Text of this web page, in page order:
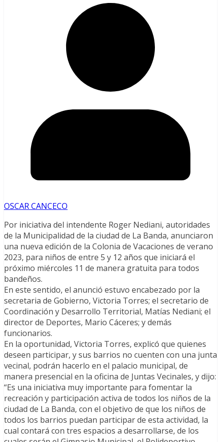
OSCAR CANCECO
Por iniciativa del intendente Roger Nediani, autoridades
de la Municipalidad de la ciudad de La Banda, anunciaron
una nueva edición de la Colonia de Vacaciones de verano
2023, para niños de entre 5 y 12 años que iniciará el
próximo miércoles 11 de manera gratuita para todos
bandeños.
En este sentido, el anunció estuvo encabezado por la
secretaria de Gobierno, Victoria Torres; el secretario de
Coordinación y Desarrollo Territorial, Matías Nediani; el
director de Deportes, Mario Cáceres; y demás
funcionarios.
En la oportunidad, Victoria Torres, explicó que quienes
deseen participar, y sus barrios no cuenten con una junta
vecinal, podrán hacerlo en el palacio municipal, de
manera presencial en la oficina de Juntas Vecinales, y dijo:
“Es una iniciativa muy importante para fomentar la
recreación y participación activa de todos los niños de la
ciudad de La Banda, con el objetivo de que los niños de
todos los barrios puedan participar de esta actividad, la
cual contará con tres espacios a desarrollarse, de los